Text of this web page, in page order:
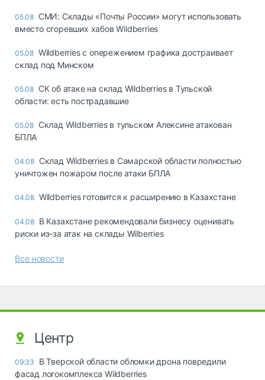
05.08 СМИ: Склады «Почты России» могут использовать
вместо сгоревших хабов Wildberries
05.08 Wildberries с опережением графика достраивает
склад под Минском
05.08 СК об атаке на склад Wildberries в Тульской
области: есть пострадавшие
05.08 Склад Wildberries в тульском Алексине атакован
БПЛА
04.08 Склад Wildberries в Самарской области полностью
уничтожен пожаром после атаки БПЛА
04.08 Wildberries готовится к расширению в Казахстане
04.08 В Казахстане рекомендовали бизнесу оценивать
риски из-за атак на склады Wilberries
Все новости
Центр
09:33
В Тверской области обломки дрона повредили
фасад логокомплекса Wildberries